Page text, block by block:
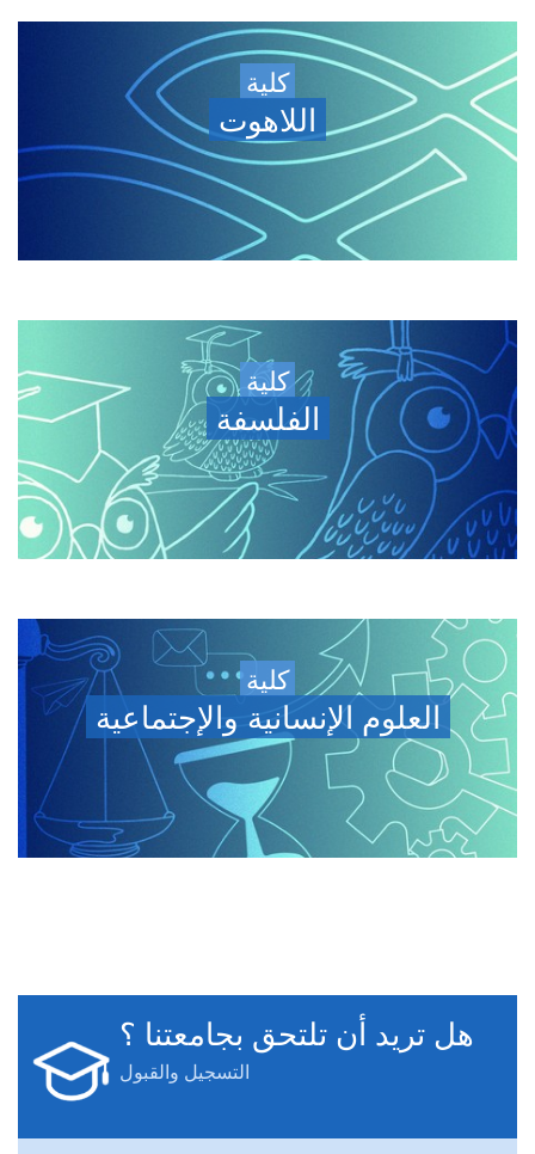
كلية
اللاهوت
كلية
الفلسفة
كلية
العلوم الإنسانية والإجتماعية
هل تريد أن تلتحق بجامعتنا ؟
التسجيل والقبول